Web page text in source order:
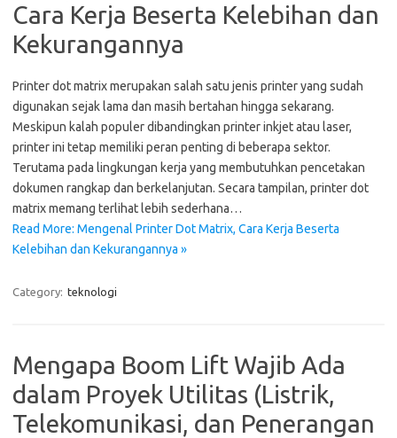
Cara Kerja Beserta Kelebihan dan
Kekurangannya
Printer dot matrix merupakan salah satu jenis printer yang sudah
digunakan sejak lama dan masih bertahan hingga sekarang.
Meskipun kalah populer dibandingkan printer inkjet atau laser,
printer ini tetap memiliki peran penting di beberapa sektor.
Terutama pada lingkungan kerja yang membutuhkan pencetakan
dokumen rangkap dan berkelanjutan. Secara tampilan, printer dot
matrix memang terlihat lebih sederhana…
Read More: Mengenal Printer Dot Matrix, Cara Kerja Beserta
Kelebihan dan Kekurangannya »
Category: teknologi
Mengapa Boom Lift Wajib Ada
dalam Proyek Utilitas (Listrik,
Telekomunikasi, dan Penerangan